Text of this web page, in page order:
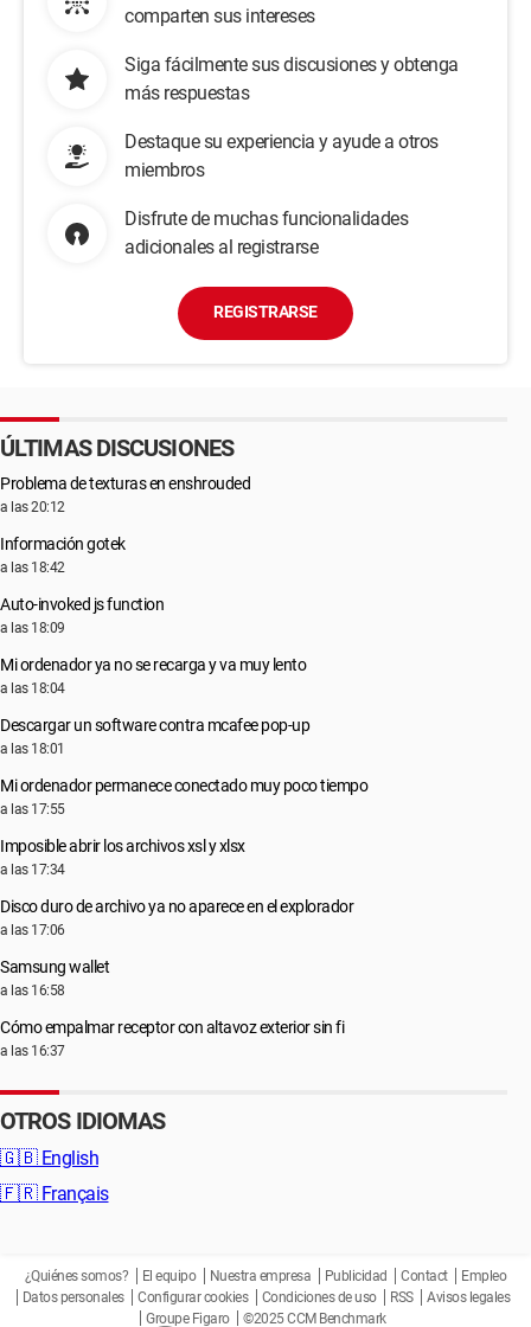
comparten sus intereses
Siga fácilmente sus discusiones y obtenga
más respuestas
Destaque su experiencia y ayude a otros
miembros
Disfrute de muchas funcionalidades
adicionales al registrarse
REGISTRARSE
ÚLTIMAS DISCUSIONES
Problema de texturas en enshrouded
a las 20:12
Información gotek
a las 18:42
Auto-invoked js function
a las 18:09
Mi ordenador ya no se recarga y va muy lento
a las 18:04
Descargar un software contra mcafee pop-up
a las 18:01
Mi ordenador permanece conectado muy poco tiempo
a las 17:55
Imposible abrir los archivos xsl y xlsx
a las 17:34
Disco duro de archivo ya no aparece en el explorador
a las 17:06
Samsung wallet
a las 16:58
Cómo empalmar receptor con altavoz exterior sin fi
a las 16:37
OTROS IDIOMAS
🇬🇧 English
🇫🇷 Français
¿Quiénes somos? El equipo Nuestra empresa Publicidad Contact
Empleo
Datos personales
Configurar cookies Condiciones de uso RSS
Avisos legales
Groupe Figaro
©2025 CCM Benchmark